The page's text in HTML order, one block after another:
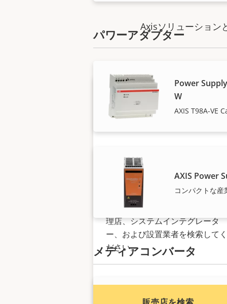
パワーアダプター
Power
W
AXIS T98A-VE
AXIS Power
コンパクトな産
メディアコンバータ
AXIS
Axisソリューション
Axis製品の購入をお考
ですか?
Axis製品およびシステムの販売代
理店、システムインテグレータ
ー、および設置業者を検索してく
ださい。